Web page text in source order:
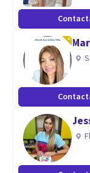
situaciones
Especialidad
Más de 30 años
Aptitudes
Atención
orientación